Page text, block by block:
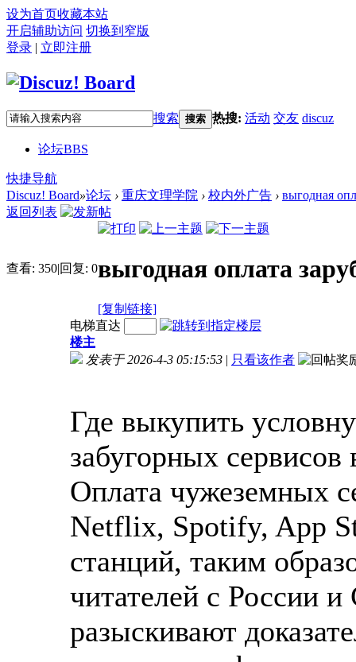
设为首页收藏本站
开启辅助访问 切换到窄版
登录 | 立即注册
搜索 搜索 热搜: 活动 交友 discuz
论坛BBS
快捷导航
Discuz! Board»论坛 › 重庆文理学院 › 校内外广告 › выгодная
返回列表
查看: 350|回复: 0выгодная оплата
[复制链接]
电梯直达
楼主
发表于 2026-4-3 05:15:53 | 只看该作者
Где выкупить
забугорных сервисов
Оплата чужеземных
Netflix, Spotify, App
станций, таким
читателей с России
разыскивают